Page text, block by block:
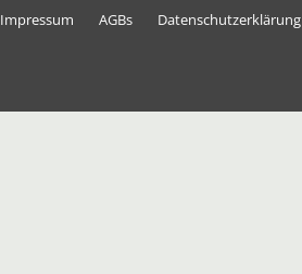
Impressum AGBs Datenschutzerklärung